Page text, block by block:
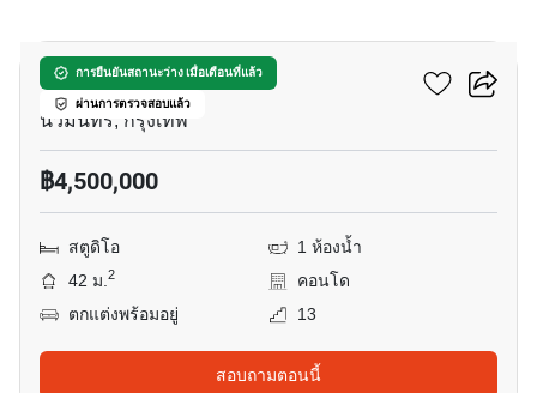
การยืนยันสถานะว่าง เมื่อเดือนที่แล้ว
ผ่านการตรวจสอบแล้ว
แกรนด์ พาร์ค
นวมินทร์, กรุงเทพ
฿4,500,000
สตูดิโอ
1 ห้องน้ำ
42 ม.2
คอนโด
ตกแต่งพร้อมอยู่
13
สอบถามตอนนี้